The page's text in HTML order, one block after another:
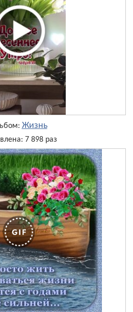
Жизнь
7 898 раз